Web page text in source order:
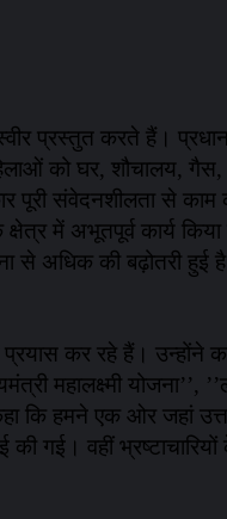
प्रस्तुत करते हैं।
को घर, शौचालय, गैस,
पूरी संवेदनशीलता से
में अभूतपूर्व कार्य
से अधिक की बढ़ोतरी हुई
कर रहे हैं। उन्होंने
महालक्ष्मी योजना’’,
कहा कि हमने एक ओर जहां
गई। वहीं